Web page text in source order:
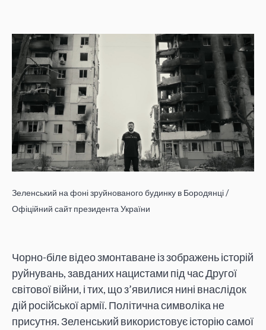
Зеленський на фоні зруйнованого будинку в Бородянці /
Офіційний сайт президента України
Чорно-біле відео змонтаване із зображень історій
руйнувань, завданих нацистами під час Другої
світової війни, і тих, що з’явилися нині внаслідок
дій російської армії. Політична символіка не
присутня. Зеленський використовує історію самої